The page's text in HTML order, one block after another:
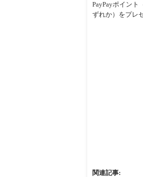
PayPayポイント
ずれか）をプレ
関連記事: